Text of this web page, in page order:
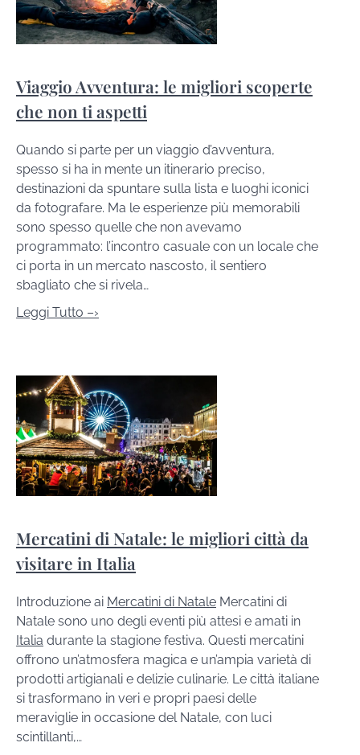
Viaggio Avventura: le migliori scoperte
che non ti aspetti
Quando si parte per un viaggio d’avventura,
spesso si ha in mente un itinerario preciso,
destinazioni da spuntare sulla lista e luoghi iconici
da fotografare. Ma le esperienze più memorabili
sono spesso quelle che non avevamo
programmato: l’incontro casuale con un locale che
ci porta in un mercato nascosto, il sentiero
sbagliato che si rivela…
Leggi Tutto –›
Mercatini di Natale: le migliori città da
visitare in Italia
Introduzione ai Mercatini di Natale Mercatini di
Natale sono uno degli eventi più attesi e amati in
Italia durante la stagione festiva. Questi mercatini
offrono un’atmosfera magica e un’ampia varietà di
prodotti artigianali e delizie culinarie. Le città italiane
si trasformano in veri e propri paesi delle
meraviglie in occasione del Natale, con luci
scintillanti,…